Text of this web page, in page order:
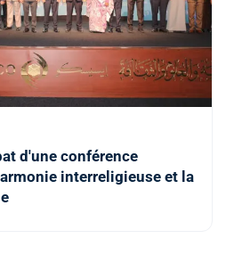
d'une conférence
interreligieuse et la